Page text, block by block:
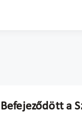
Befejeződött a